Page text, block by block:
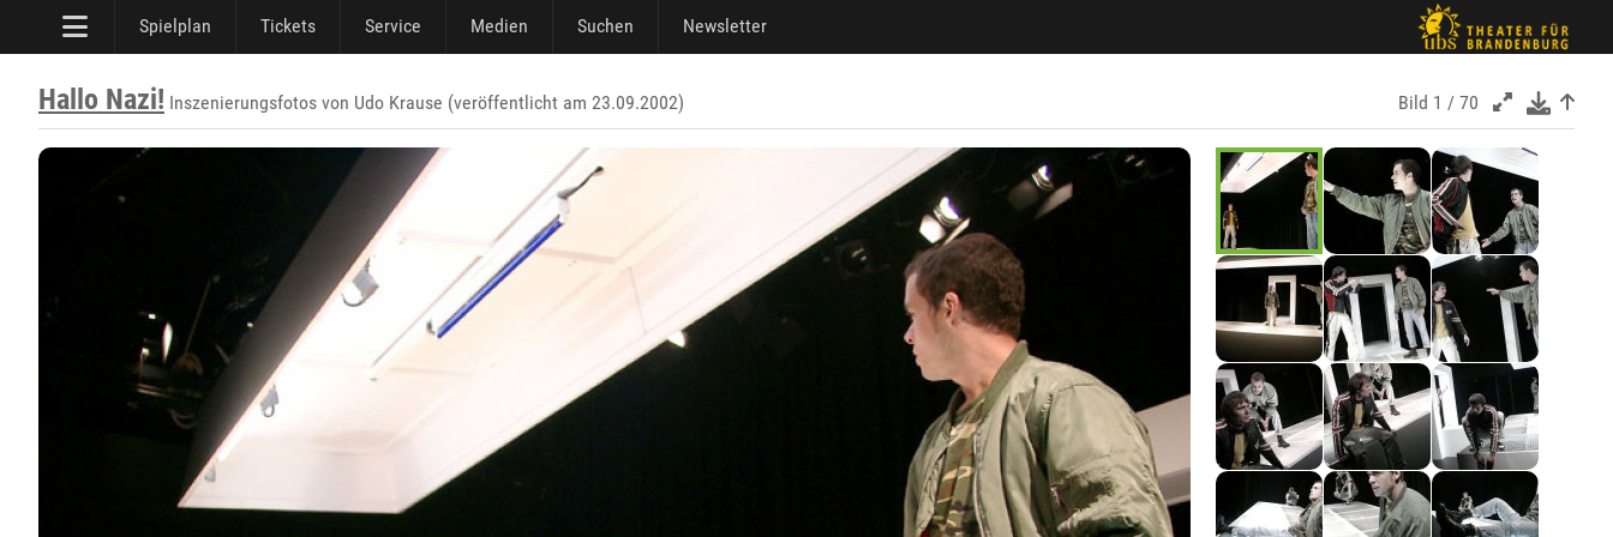
Spielplan Tickets Service Medien Suchen Newsletter
Hallo Nazi! Inszenierungsfotos von Udo Krause (veröffentlicht am 23.09.2002) Bild 1 / 70